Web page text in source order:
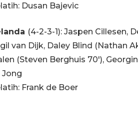
Dusan Bajevic
(4-2-3-1): Jaspen Cillesen,
van Dijk, Daley Blind (Nathan
(Steven Berghuis 70'),
Jong
Frank de Boer